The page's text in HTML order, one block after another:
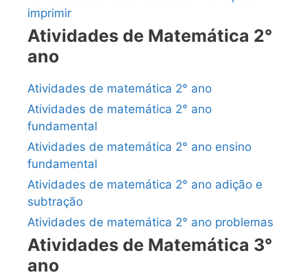
imprimir
Atividades de Matemática 2°
ano
Atividades de matemática 2° ano
Atividades de matemática 2° ano
fundamental
Atividades de matemática 2° ano ensino
fundamental
Atividades de matemática 2° ano adição e
subtração
Atividades de matemática 2° ano problemas
Atividades de Matemática 3°
ano